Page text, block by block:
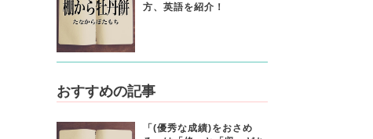
方、英語を紹介！
おすすめの記事
「(優秀な成績)をおさめ